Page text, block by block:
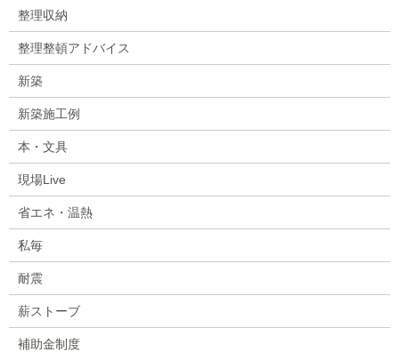
整理収納
整理整頓アドバイス
新築
新築施工例
本・文具
現場Live
省エネ・温熱
私毎
耐震
薪ストーブ
補助金制度